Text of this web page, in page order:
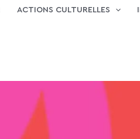
ACTIONS CULTURELLES